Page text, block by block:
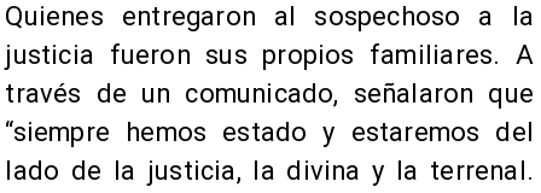
Quienes entregaron al sospechoso a la
justicia fueron sus propios familiares. A
través de un comunicado, señalaron que
“siempre hemos estado y estaremos del
lado de la justicia, la divina y la terrenal.